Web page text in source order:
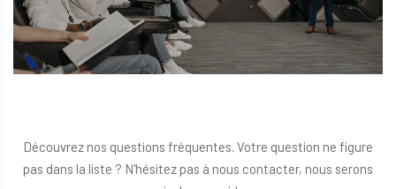
Découvrez nos questions fréquentes. Votre question ne figure
pas dans la liste ? N'hésitez pas à nous contacter, nous serons